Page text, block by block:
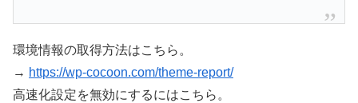
環境情報の取得方法はこちら。
→ https://wp-cocoon.com/theme-report/
高速化設定を無効にするにはこちら。